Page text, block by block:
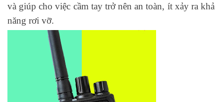
và giúp cho việc cầm tay trở nên an toàn, ít xảy ra khả
năng rơi vỡ.